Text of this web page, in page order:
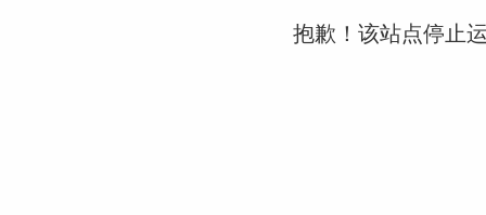
抱歉！该站点停止